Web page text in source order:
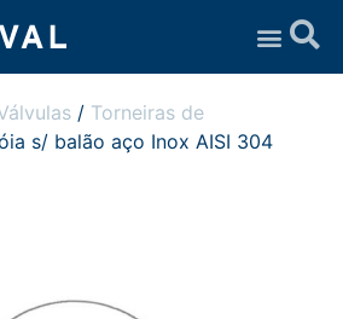
/ Torneiras de
s/ balão aço Inox AISI 304